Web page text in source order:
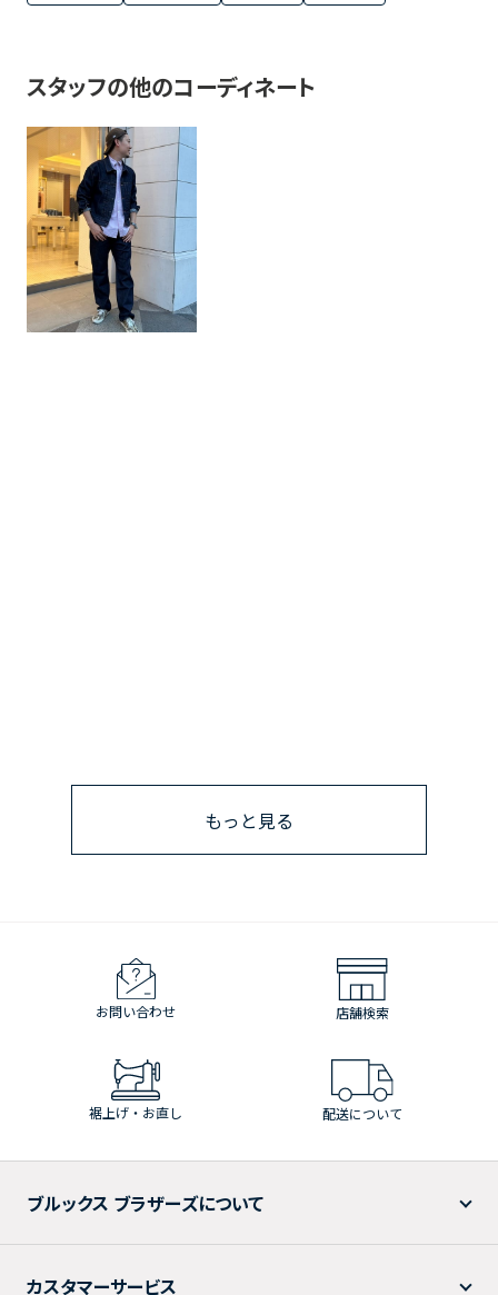
スタッフの他のコーディネート
もっと見る
お問い合わせ 店舗検索
裾上げ・お直し 配送について
ブルックス ブラザーズについて
カスタマーサービス